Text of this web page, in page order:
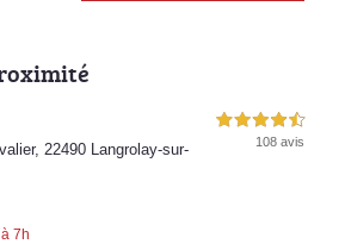
22490 Langrolay-sur-
7h
4,5 étoiles sur 5
108 avis